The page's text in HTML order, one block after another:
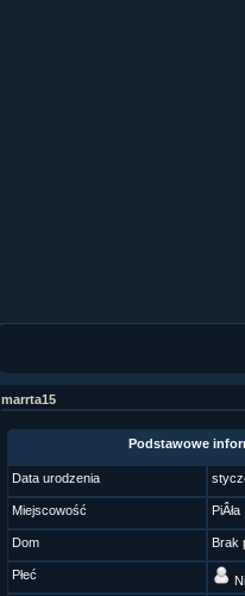
marrta15
Podstawowe
Data urodzenia
Miejscowość PiÂła
Dom Brak
Płeć